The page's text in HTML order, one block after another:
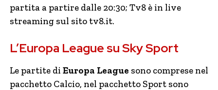
partita a partire dalle 20:30; Tv8 è in live
streaming sul sito tv8.it.
L’Europa League su Sky Sport
Le partite di Europa League sono comprese nel
pacchetto Calcio, nel pacchetto Sport sono